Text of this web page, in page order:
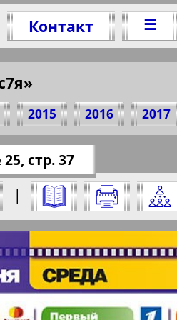
Контакт ☰
2015 2016 2017
на него:
стр. 37
|
страницу и
4
№ 25, 2010 г.
Все pro все